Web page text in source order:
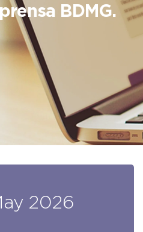
BDMG.
2026